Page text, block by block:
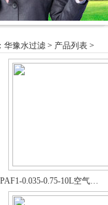
华豫水过滤 > 产品列表 >
PAF1-0.035-0.75-10L空气滤清器